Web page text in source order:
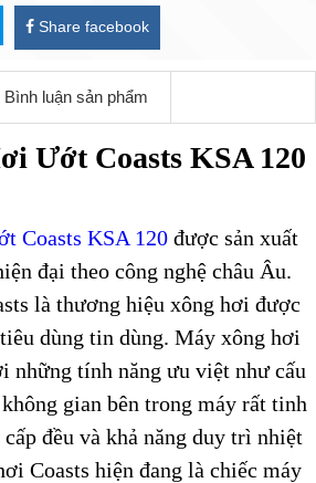
Share facebook
Bình luận sản phẩm
Ướt Coasts KSA 120
Coasts KSA 120 được sản xuất
đại theo công nghệ châu Âu.
là thương hiệu xông hơi được
dùng tin dùng. Máy xông hơi
những tính năng ưu việt như cấu
gian bên trong máy rất tinh
đều và khả năng duy trì nhiệt
Coasts hiện đang là chiếc máy